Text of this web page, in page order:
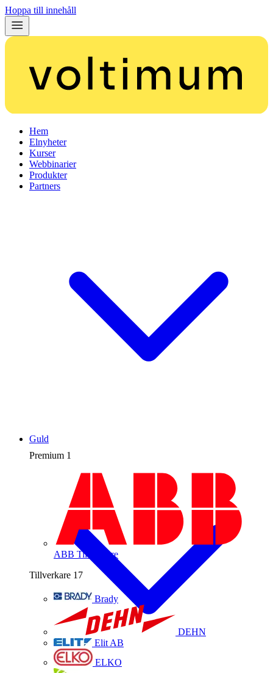
Hoppa till innehåll
Hem
Elnyheter
Kurser
Webbinarier
Produkter
Partners
Premium 1
ABB Tillverkare
Tillverkare 17
Brady
DEHN
Elit AB
ELKO
Guld